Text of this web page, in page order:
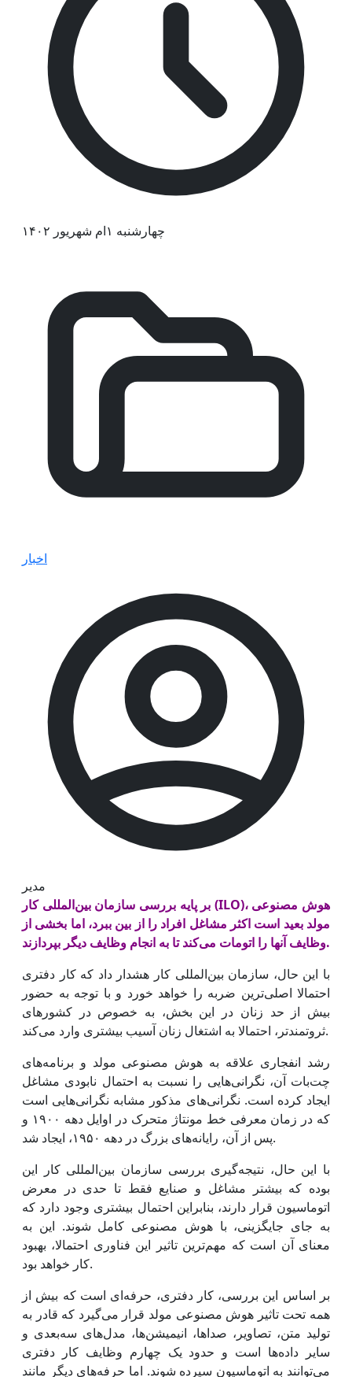
چهارشنبه ۱ام شهریور ۱۴۰۲
اخبار
مدیر
بر پایه بررسی سازمان بین‌المللی کار (ILO)، هوش مصنوعی
مولد بعید است اکثر مشاغل افراد را از بین ببرد، اما بخشی از
وظایف آنها را اتومات می‌کند تا به انجام وظایف دیگر بپردازند.
با این حال، سازمان بین‌المللی کار هشدار داد که کار دفتری
احتمالا اصلی‌ترین ضربه را خواهد خورد و با توجه به حضور
بیش از حد زنان در این بخش، به‌ خصوص در کشورهای
ثروتمندتر، احتمالا به اشتغال زنان آسیب بیشتری وارد می‌کند.
رشد انفجاری علاقه به هوش مصنوعی مولد و برنامه‌های
چت‌بات آن، نگرانی‌هایی را نسبت به احتمال نابودی مشاغل
ایجاد کرده است. نگرانی‌های مذکور مشابه نگرانی‌هایی است
که در زمان معرفی خط مونتاژ متحرک در اوایل دهه ۱۹۰۰ و
پس از آن، رایانه‌های بزرگ در دهه ۱۹۵۰، ایجاد شد.
با این حال، نتیجه‌گیری بررسی سازمان بین‌المللی کار این
بوده که بیشتر مشاغل و صنایع فقط تا حدی در معرض
اتوماسیون قرار دارند، بنابراین احتمال بیشتری وجود دارد که
به جای جایگزینی، با هوش مصنوعی کامل شوند. این به
معنای آن است که مهم‌ترین تاثیر این فناوری احتمالا، بهبود
کار خواهد بود.
بر اساس این بررسی، کار دفتری، حرفه‌ای است که بیش از
همه تحت تاثیر هوش مصنوعی مولد قرار می‌گیرد که قادر به
تولید متن، تصاویر، صداها، انیمیشن‌ها، مدل‌های سه‌بعدی و
سایر داده‌ها است و حدود یک چهارم وظایف کار دفتری
می‌توانند به اتوماسیون سپرده شوند. اما حرفه‌های دیگر مانند